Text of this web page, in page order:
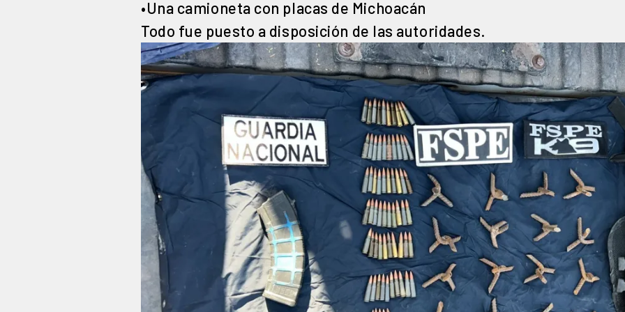
•Una camioneta con placas de Michoacán
Todo fue puesto a disposición de las autoridades.